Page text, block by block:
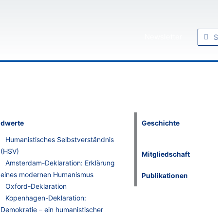
Humanistisches Selbstverständnis
(HSV)
Amsterdam-Deklaration: Erklärung
eines modernen Humanismus
Oxford-Deklaration
Kopenhagen-Deklaration:
Demokratie – ein humanistischer
Geschichte
Mitgliedschaft
Publikationen